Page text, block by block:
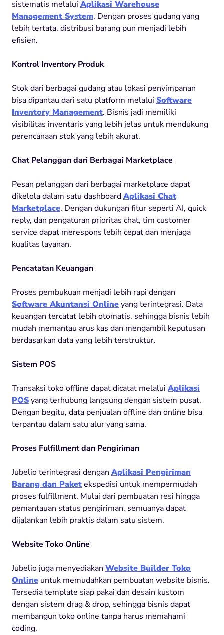
sistematis melalui Aplikasi Warehouse
Management System. Dengan proses gudang yang
lebih tertata, distribusi barang pun menjadi lebih
efisien.
Kontrol Inventory Produk
Stok dari berbagai gudang atau lokasi penyimpanan
bisa dipantau dari satu platform melalui Software
Inventory Management. Bisnis jadi memiliki
visibilitas inventaris yang lebih jelas untuk mendukung
perencanaan stok yang lebih akurat.
Chat Pelanggan dari Berbagai Marketplace
Pesan pelanggan dari berbagai marketplace dapat
dikelola dalam satu dashboardAplikasi Chat
Marketplace. Dengan dukungan fitur seperti AI, quick
reply, dan pengaturan prioritas chat, tim customer
service dapat merespons lebih cepat dan menjaga
kualitas layanan.
Pencatatan Keuangan
Proses pembukuan menjadi lebih rapi dengan
Software Akuntansi Onlineyang terintegrasi. Data
keuangan tercatat lebih otomatis, sehingga bisnis lebih
mudah memantau arus kas dan mengambil keputusan
berdasarkan data yang lebih terstruktur.
Sistem POS
Transaksi toko offline dapat dicatat melalui Aplikasi
POSyang terhubung langsung dengan sistem pusat.
Dengan begitu, data penjualan offline dan online bisa
terpantau dalam satu alur yang sama.
Proses Fulfillment dan Pengiriman
Jubelio terintegrasi dengan Aplikasi Pengiriman
Barang dan Paketekspedisi untuk mempermudah
proses fulfillment. Mulai dari pembuatan resi hingga
pemantauan status pengiriman, semuanya dapat
dijalankan lebih praktis dalam satu sistem.
Website Toko Online
Jubelio juga menyediakan Website Builder Toko
Online untuk memudahkan pembuatan website bisnis.
Tersedia template siap pakai dan desain kustom
dengan sistem drag & drop, sehingga bisnis dapat
membangun toko online tanpa harus memahami
coding.